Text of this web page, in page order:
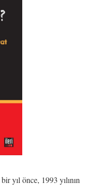
yıl önce, 1993 yılının